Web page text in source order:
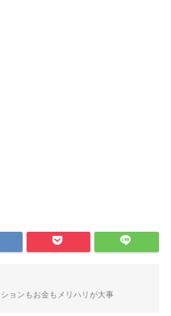
ョンもお金もメリハリが大事